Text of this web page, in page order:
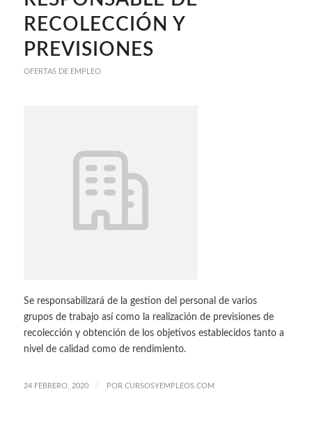
RECOLECCIÓN Y
PREVISIONES
OFERTAS DE EMPLEO
Se responsabilizará de la gestion del personal de varios
grupos de trabajo así como la realización de previsiones de
recolección y obtención de los objetivos establecidos tanto a
nivel de calidad como de rendimiento.
24 FEBRERO, 2020 / POR CURSOSYEMPLEOS.COM